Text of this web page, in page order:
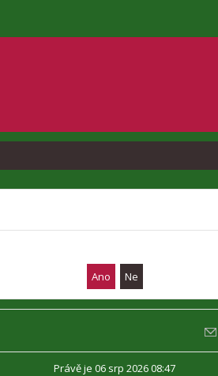
Právě je 06 srp 2026 08:47